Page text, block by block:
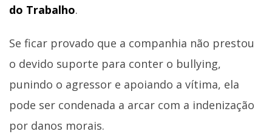
do Trabalho.
Se ficar provado que a companhia não prestou
o devido suporte para conter o bullying,
punindo o agressor e apoiando a vítima, ela
pode ser condenada a arcar com a indenização
por danos morais.